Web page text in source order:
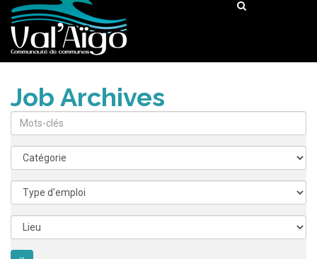
Job Archives
Mots-
clés